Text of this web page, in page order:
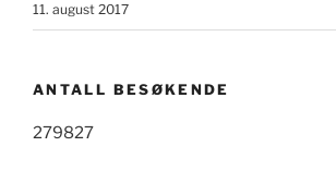
11. august 2017
ANTALL BESØKENDE
279827